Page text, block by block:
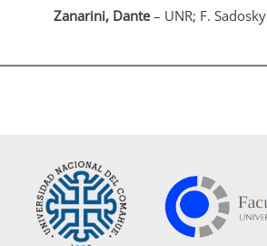
Zanarini, Dante– UNR; F. Sadosky